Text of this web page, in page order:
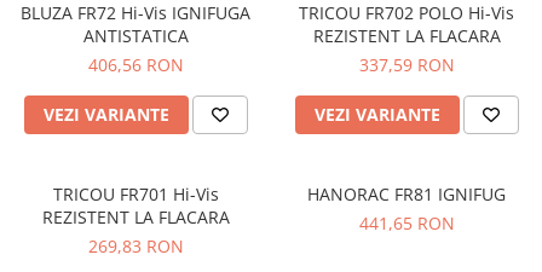
PROTECTIE MECANICA
PROTECTIE TAIERE SI PERFORATII
PROTECTIE CHIMICA
PROTECTIE SUDURA
ANTIVIBRATII
UNICA FOLOSINTA
BLUZA FR72 Hi-Vis IGNIFUGA
ANTISTATICA
406,56 RON
VEZI VARIANTE
TRICOU FR702 POLO Hi-Vis
REZISTENT LA FLACARA
337,59 RON
VEZI VARIANTE
TRICOU FR701 Hi-Vis
REZISTENT LA FLACARA
269,83 RON
HANORAC FR81 IGNIFUG
441,65 RON